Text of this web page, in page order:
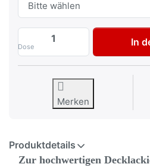
Dose
RAL 5000 -
In
Merken
Produktdetails
Zur hochwertigen